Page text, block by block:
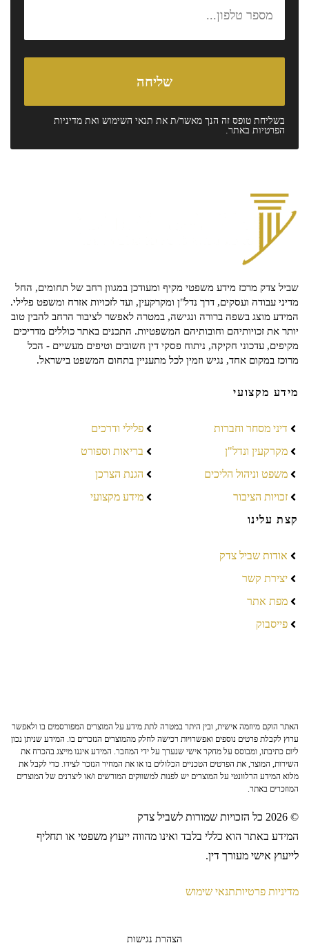
בשליחת טופס זה הנך מאשר/ת את תנאי השימוש ואת מדיניות
הפרטיות באתר.
שביל צדק מרכז מידע משפטי מקיף ומעודכן במגוון רחב של תחומים, החל
מדיני עבודה ועסקים, דרך נדל"ן ומקרקעין, ועד לזכויות אזרח ומשפט פלילי.
המידע מוצג בשפה ברורה ונגישה, במטרה לאפשר לציבור הרחב להבין טוב
יותר את זכויותיהם וחובותיהם המשפטיות. התכנים באתר כוללים מדריכים
מקיפים, עדכוני חקיקה, ניתוח פסקי דין חשובים וטיפים מעשיים - הכל
מרוכז במקום אחד, נגיש וזמין לכל מתעניין בתחום המשפט בישראל.
מידע מקצועי
דיני מסחר וחברות
מקרקעין ונדל"ן
משפט וניהול הליכים
זכויות הציבור
פלילי ודרכים
בריאות וספורט
הגנת הצרכן
מידע מקצועי
קצת עלינו
אודות שביל צדק
יצירת קשר
מפת אתר
פייסבוק
האתר הוקם מיוזמה אישית, ובין היתר במטרה לתת מידע על המוצרים המפורסמים בו ולאפשר
ערוץ לקבלת פרטים נוספים ואפשרויות רכישה לחלק מהמוצרים הנזכרים בו. המידע שניתן נכון
ליום כתיבתו, ומבוסס על מחקר אישי שנערך על ידי המחבר. המידע איננו מייצג בהכרח את
השירות, המוצר, את הפרטים הטכניים הכלולים בו או את המחיר הנזכר לצידו. כדי לקבל את
מלוא המידע הרלוונטי על המוצרים יש לפנות למשווקים המורשים ו/או ליצרנים של המוצרים
המוזכרים באתר.
© 2026 כל הזכויות שמורות לשביל צדק
המידע באתר הוא כללי בלבד ואינו מהווה ייעוץ משפטי או תחליף
לייעוץ אישי מעורך דין.
מדיניות פרטיותתנאי שימוש
הצהרת נגישות